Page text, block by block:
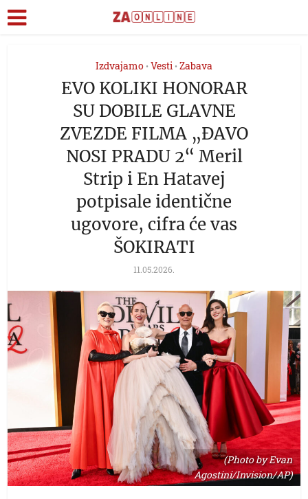
Izdvajamo • Vesti • Zabava
EVO KOLIKI HONORAR
SU DOBILE GLAVNE
ZVEZDE FILMA „ĐAVO
NOSI PRADU 2“ Meril
Strip i En Hatavej
potpisale identične
ugovore, cifra će vas
ŠOKIRATI
11.05.2026.
(Photo by Evan
Agostini/Invision/AP)